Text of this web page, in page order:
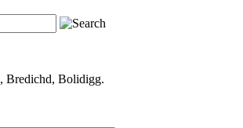
Bredichd, Bolidigg.